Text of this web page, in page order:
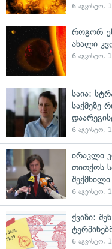
6 აგვისტო,
როგორ
ახალი
6 აგვისტო,
საია:
საქმეზე
6 აგვისტო,
ირაკლი
თითქოს
6 აგვისტო,
ქვიზი:
6 აგვისტო,